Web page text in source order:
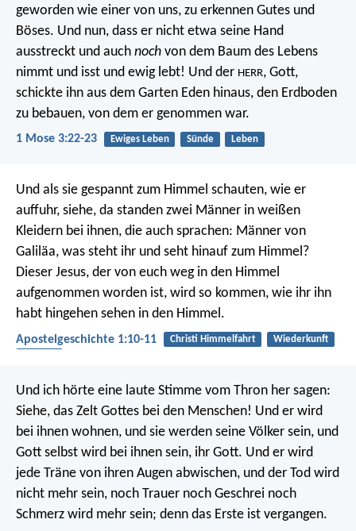
geworden wie einer von uns, zu erkennen Gutes und
Böses. Und nun, dass er nicht etwa seine Hand
ausstreckt und auch noch von dem Baum des Lebens
nimmt und isst und ewig lebt! Und der HERR, Gott,
schickte ihn aus dem Garten Eden hinaus, den Erdboden
zu bebauen, von dem er genommen war.
1 Mose 3:22-23 Ewiges Leben Sünde Leben
Und als sie gespannt zum Himmel schauten, wie er
auffuhr, siehe, da standen zwei Männer in weißen
Kleidern bei ihnen, die auch sprachen: Männer von
Galiläa, was steht ihr und seht hinauf zum Himmel?
Dieser Jesus, der von euch weg in den Himmel
aufgenommen worden ist, wird so kommen, wie ihr ihn
habt hingehen sehen in den Himmel.
Apostelgeschichte 1:10-11 Christi Himmelfahrt
Wiederkunft
Und ich hörte eine laute Stimme vom Thron her sagen:
Siehe, das Zelt Gottes bei den Menschen! Und er wird
bei ihnen wohnen, und sie werden seine Völker sein, und
Gott selbst wird bei ihnen sein, ihr Gott. Und er wird
jede Träne von ihren Augen abwischen, und der Tod wird
nicht mehr sein, noch Trauer noch Geschrei noch
Schmerz wird mehr sein; denn das Erste ist vergangen.